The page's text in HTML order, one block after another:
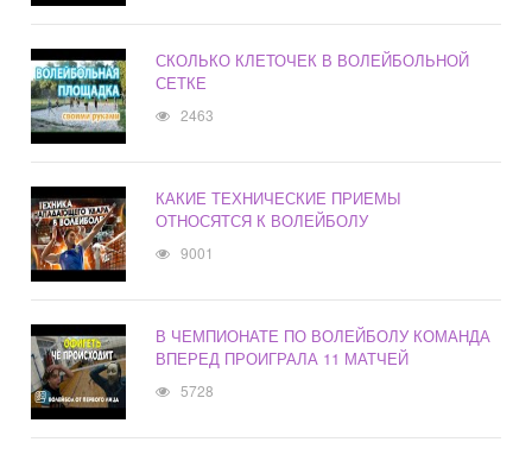
СКОЛЬКО КЛЕТОЧЕК В ВОЛЕЙБОЛЬНОЙ
СЕТКЕ
2463
КАКИЕ ТЕХНИЧЕСКИЕ ПРИЕМЫ
ОТНОСЯТСЯ К ВОЛЕЙБОЛУ
9001
В ЧЕМПИОНАТЕ ПО ВОЛЕЙБОЛУ КОМАНДА
ВПЕРЕД ПРОИГРАЛА 11 МАТЧЕЙ
5728